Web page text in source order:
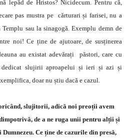
lepăd de Hristos? Nicidecum. Pentru că,
pas mustra pe cărturari și farisei, nu a
sau la sinagogă. Exemplu demn de
noi! Ce ține de ajutoare, de susținerea
au existat adevărați păstori, care cu
dedicat slujirii aproapelui și ieri și azi și
doar nu știu dacă e cazul.
slujitorii, adică noi preoții avem
de a ne ruga unii pentru alții și
Ce ține de cazurile din presă,